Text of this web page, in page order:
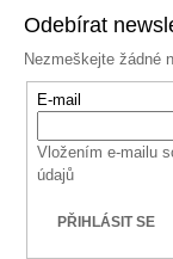
Odebírat
Nezmeškejte žádné
E-mail
Vložením e-mailu
údajů
PŘIHLÁSIT SE